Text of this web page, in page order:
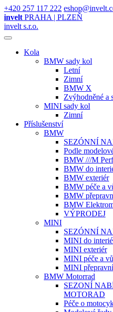
+420 257 117 222
invelt PRAHA | PLZEŇ
invelt s.r.o.
Kola
BMW sady kol
Letní
Zimní
BMW X
Zvýhodněné a
MINI sady kol
Zimní
Příslušenství
BMW
SEZÓNNÍ
Podle
BMW ///M
BMW do
BMW exteriér
BMW péče a
BMW
BMW
VÝPRODEJ
MINI
SEZÓNNÍ
MINI do
MINI exteriér
MINI péče a
MINI
BMW Motorrad
SEZONÍ
MOTORAD
Péče o